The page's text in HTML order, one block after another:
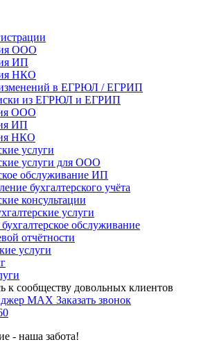
ООО
ИП
НКО
в ЕГРЮЛ / ЕГРИП
из ЕГРЮЛ и ЕГРИП
ООО
ИП
НКО
услуги
услуги для ООО
обслуживание ИП
бухгалтерского учёта
консультации
услуги
обслуживание
отчётности
услуги
к сообществу довольных клиентов
MAX Заказать звонок
- наша забота!